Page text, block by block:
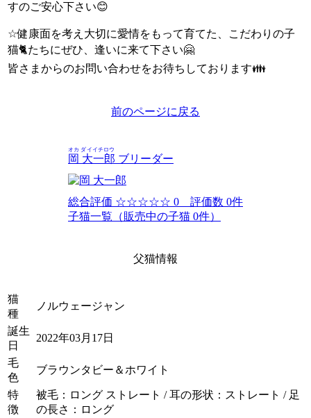
すのご安心下さい😊
☆健康面を考え大切に愛情をもって育てた、こだわりの子
猫🐈たちにぜひ、逢いに来て下さい🤗
皆さまからのお問い合わせをお待ちしております👪
前のページに戻る
岡 大一郎
オカ ダイイチロウ
ブリーダー
総合評価 ☆☆☆☆☆ 0 評価数 0件
子猫一覧（販売中の子猫 0件）
父猫情報
猫
種
ノルウェージャン
誕生
日
2022年03月17日
毛
色
ブラウンタビー＆ホワイト
特
徴
被毛：ロング ストレート / 耳の形状：ストレート / 足
の長さ：ロング